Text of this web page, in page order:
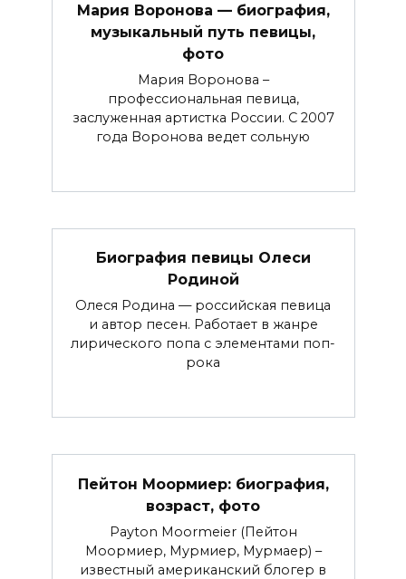
Мария Воронова — биография,
музыкальный путь певицы,
фото
Мария Воронова –
профессиональная певица,
заслуженная артистка России. С 2007
года Воронова ведет сольную
Биография певицы Олеси
Родиной
Олеся Родина — российская певица
и автор песен. Работает в жанре
лирического попа с элементами поп-
рока
Пейтон Моормиер: биография,
возраст, фото
Payton Moormeier (Пейтон
Моормиер, Мурмиер, Мурмаер) –
известный американский блогер в